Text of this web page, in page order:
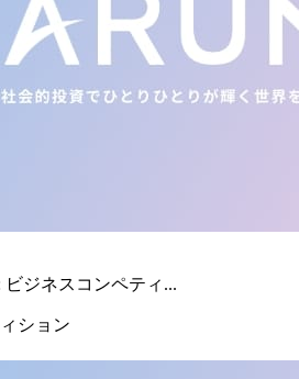
: ビジネスコンペティ...
ション